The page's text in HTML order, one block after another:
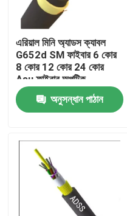
এরিয়াল মিনি অ্যাডস ক্যাবল
G652d SM ফাইবার 6 কোর
8 কোর 12 কোর 24 কোর
Asu ফাইবার অপটিক
অনুসন্ধান পাঠান